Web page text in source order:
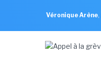
Véronique Arène,